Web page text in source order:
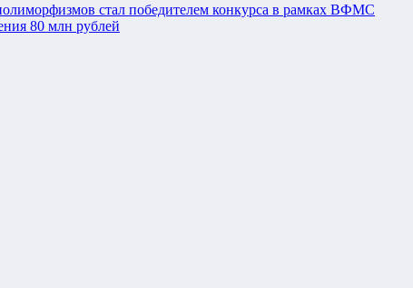
стал победителем конкурса в рамках ВФМС
80 млн рублей